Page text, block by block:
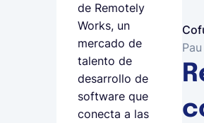
de Remotely
Works, un
mercado de
talento de
desarrollo de
software que
conecta a las